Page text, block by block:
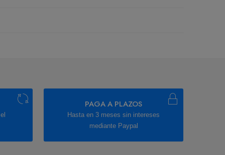
PAGA A PLAZOS
Hasta en 3 meses sin intereses
mediante Paypal